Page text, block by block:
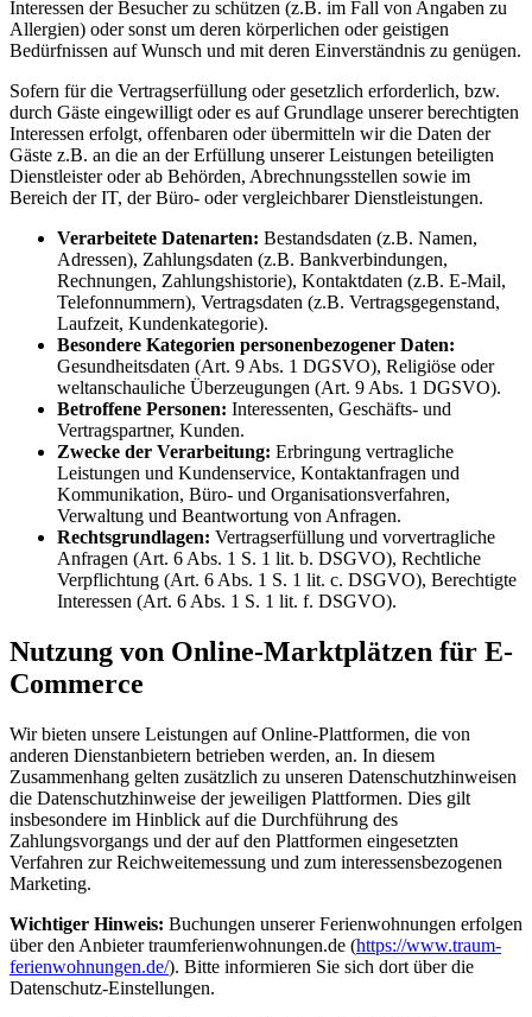
Interessen der Besucher zu schützen (z.B. im Fall von Angaben zu
Allergien) oder sonst um deren körperlichen oder geistigen
Bedürfnissen auf Wunsch und mit deren Einverständnis zu genügen.
Sofern für die Vertragserfüllung oder gesetzlich erforderlich, bzw.
durch Gäste eingewilligt oder es auf Grundlage unserer berechtigten
Interessen erfolgt, offenbaren oder übermitteln wir die Daten der
Gäste z.B. an die an der Erfüllung unserer Leistungen beteiligten
Dienstleister oder ab Behörden, Abrechnungsstellen sowie im
Bereich der IT, der Büro- oder vergleichbarer Dienstleistungen.
Verarbeitete Datenarten: Bestandsdaten (z.B. Namen,
Adressen), Zahlungsdaten (z.B. Bankverbindungen,
Rechnungen, Zahlungshistorie), Kontaktdaten (z.B. E-Mail,
Telefonnummern), Vertragsdaten (z.B. Vertragsgegenstand,
Laufzeit, Kundenkategorie).
Besondere Kategorien personenbezogener Daten:
Gesundheitsdaten (Art. 9 Abs. 1 DGSVO), Religiöse oder
weltanschauliche Überzeugungen (Art. 9 Abs. 1 DGSVO).
Betroffene Personen: Interessenten, Geschäfts- und
Vertragspartner, Kunden.
Zwecke der Verarbeitung: Erbringung vertragliche
Leistungen und Kundenservice, Kontaktanfragen und
Kommunikation, Büro- und Organisationsverfahren,
Verwaltung und Beantwortung von Anfragen.
Rechtsgrundlagen: Vertragserfüllung und vorvertragliche
Anfragen (Art. 6 Abs. 1 S. 1 lit. b. DSGVO), Rechtliche
Verpflichtung (Art. 6 Abs. 1 S. 1 lit. c. DSGVO), Berechtigte
Interessen (Art. 6 Abs. 1 S. 1 lit. f. DSGVO).
Nutzung von Online-Marktplätzen für E-
Commerce
Wir bieten unsere Leistungen auf Online-Plattformen, die von
anderen Dienstanbietern betrieben werden, an. In diesem
Zusammenhang gelten zusätzlich zu unseren Datenschutzhinweisen
die Datenschutzhinweise der jeweiligen Plattformen. Dies gilt
insbesondere im Hinblick auf die Durchführung des
Zahlungsvorgangs und der auf den Plattformen eingesetzten
Verfahren zur Reichweitemessung und zum interessensbezogenen
Marketing.
Wichtiger Hinweis: Buchungen unserer Ferienwohnungen erfolgen
über den Anbieter traumferienwohnungen.de (https://www.traum-
ferienwohnungen.de/). Bitte informieren Sie sich dort über die
Datenschutz-Einstellungen.